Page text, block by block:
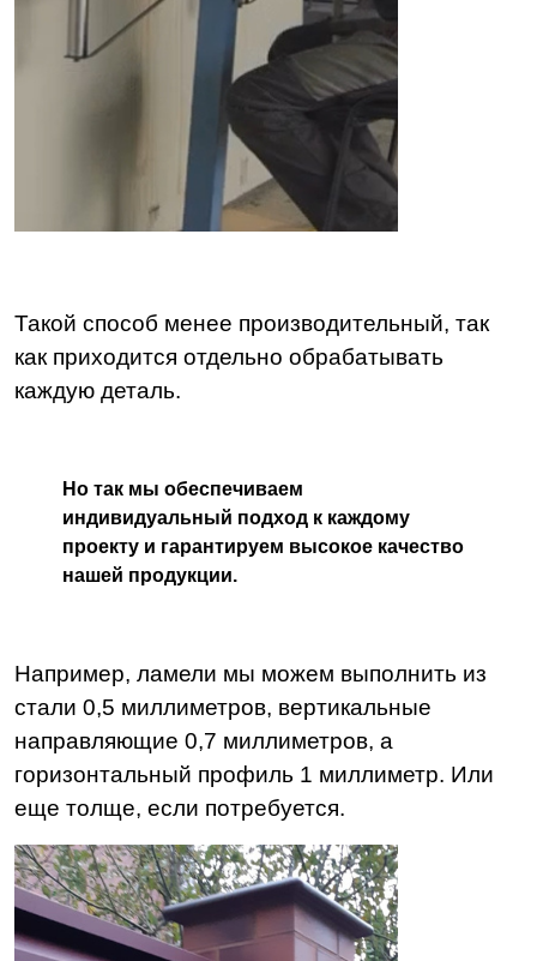
Такой способ менее производительный, так
как приходится отдельно обрабатывать
каждую деталь.
Но так мы обеспечиваем
индивидуальный подход к каждому
проекту и гарантируем высокое качество
нашей продукции.
Например, ламели мы можем выполнить из
стали 0,5 миллиметров, вертикальные
направляющие 0,7 миллиметров, а
горизонтальный профиль 1 миллиметр. Или
еще толще, если потребуется.